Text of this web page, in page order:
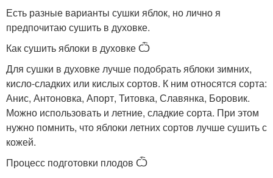
Есть разные варианты сушки яблок, но лично я
предпочитаю сушить в духовке.
Как сушить яблоки в духовке Ѽ
Для сушки в духовке лучше подобрать яблоки зимних,
кисло-сладких или кислых сортов. К ним относятся сорта:
Анис, Антоновка, Апорт, Титовка, Славянка, Боровик.
Можно использовать и летние, сладкие сорта. При этом
нужно помнить, что яблоки летних сортов лучше сушить с
кожей.
Процесс подготовки плодов Ѽ